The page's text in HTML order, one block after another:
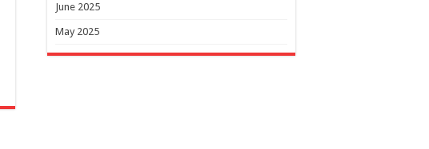
June 2025
May 2025